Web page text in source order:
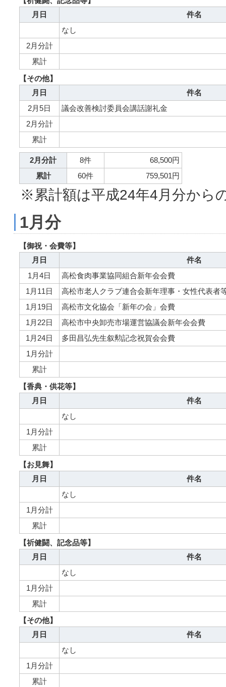
月日
件名
なし
2月分計
累計
【その他】
月日
件名
2月5日
議会改善検討委員会講話謝礼金
2月分計
累計
2月分計 8件
68,500円
累計
60件 759,501円
※累計額は平成24年4月分から
1月分
【御祝・会費等】
月日
件名
1月4日
高松食肉事業協同組合新年会会費
1月11日
高松市老人クラブ連合会新年理事・女性代表者
1月19日
高松市文化協会「新年の会」会費
1月22日
高松市中央卸売市場運営協議会新年会会費
1月24日
多田昌弘先生叙勲記念祝賀会会費
1月分計
累計
【香典・供花等】
月日
件名
なし
1月分計
累計
【お見舞】
月日
件名
なし
1月分計
累計
【祈健闘、記念品等】
月日
件名
なし
1月分計
累計
【その他】
月日
件名
なし
1月分計
累計